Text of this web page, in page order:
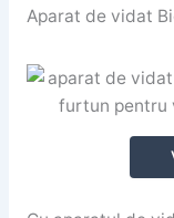
Aparat de vidat